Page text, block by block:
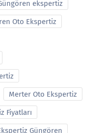
ekspertiz
Oto Ekspertiz
Merter Oto Ekspertiz
Fiyatları
Güngören